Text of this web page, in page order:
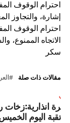
احترام الوقوف
إشارة، والتجاوز
احترام الوقوف
الاتجاه الممنوع،
سكر
مقالات ذات صلة
انذارية:زخات
اليوم